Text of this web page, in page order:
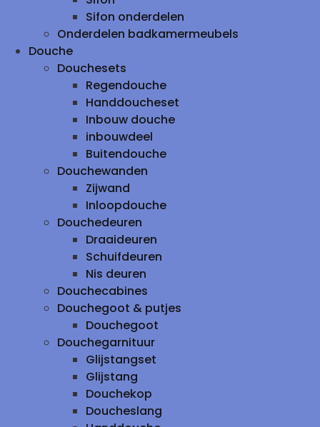
Sifon onderdelen
Onderdelen badkamermeubels
Douche
Douchesets
Regendouche
Handdoucheset
Inbouw douche
inbouwdeel
Buitendouche
Douchewanden
Zijwand
Inloopdouche
Douchedeuren
Draaideuren
Schuifdeuren
Nis deuren
Douchecabines
Douchegoot & putjes
Douchegoot
Douchegarnituur
Glijstangset
Glijstang
Douchekop
Doucheslang